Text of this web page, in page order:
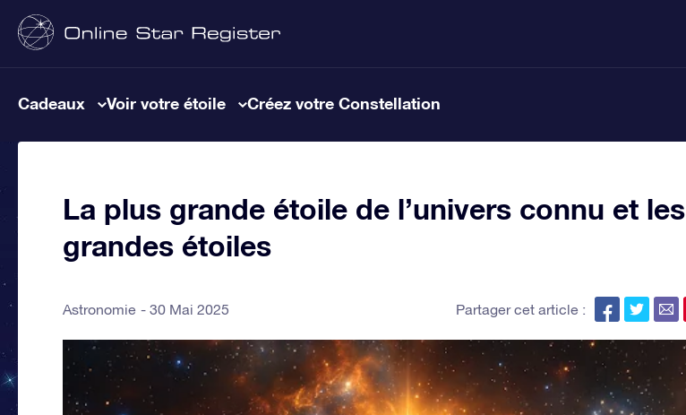
Cadeaux Voir votre étoile Créez votre Constellation
La plus grande étoile de l’univers connu et les
grandes étoiles
Astronomie 30 Mai 2025 Partager cet article :